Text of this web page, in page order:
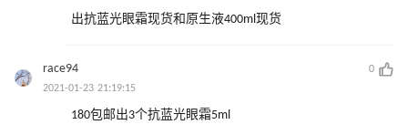
出抗蓝光眼霜现货和原生液400ml现货
race94
0
2021-01-23 21:19:15
180包邮出3个抗蓝光眼霜5ml